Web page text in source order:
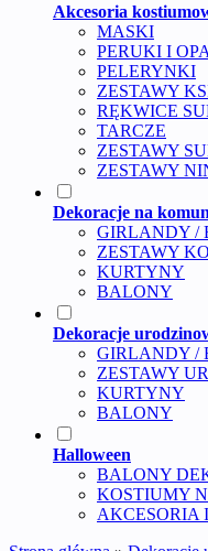
Akcesoria
MASKI
PERUKI I
PELERYNKI
ZESTAWY
RĘKWICE
TARCZE
ZESTAWY
ZESTAWY
Dekoracje na
GIRLANDY /
ZESTAWY
KURTYNY
BALONY
Dekoracje
GIRLANDY /
ZESTAWY
KURTYNY
BALONY
Halloween
BALONY
KOSTIUMY
AKCESORIA